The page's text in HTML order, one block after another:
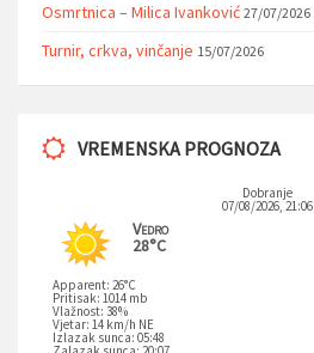
Osmrtnica – Milica Ivanković 27/07/2026
Turnir, crkva, vinčanje 15/07/2026
VREMENSKA PROGNOZA
Dobranje
07/08/2026, 21:06
Vedro
28°C
Apparent: 26°C
Pritisak: 1014 mb
Vlažnost: 38%
Vjetar: 14 km/h NE
Izlazak sunca: 05:48